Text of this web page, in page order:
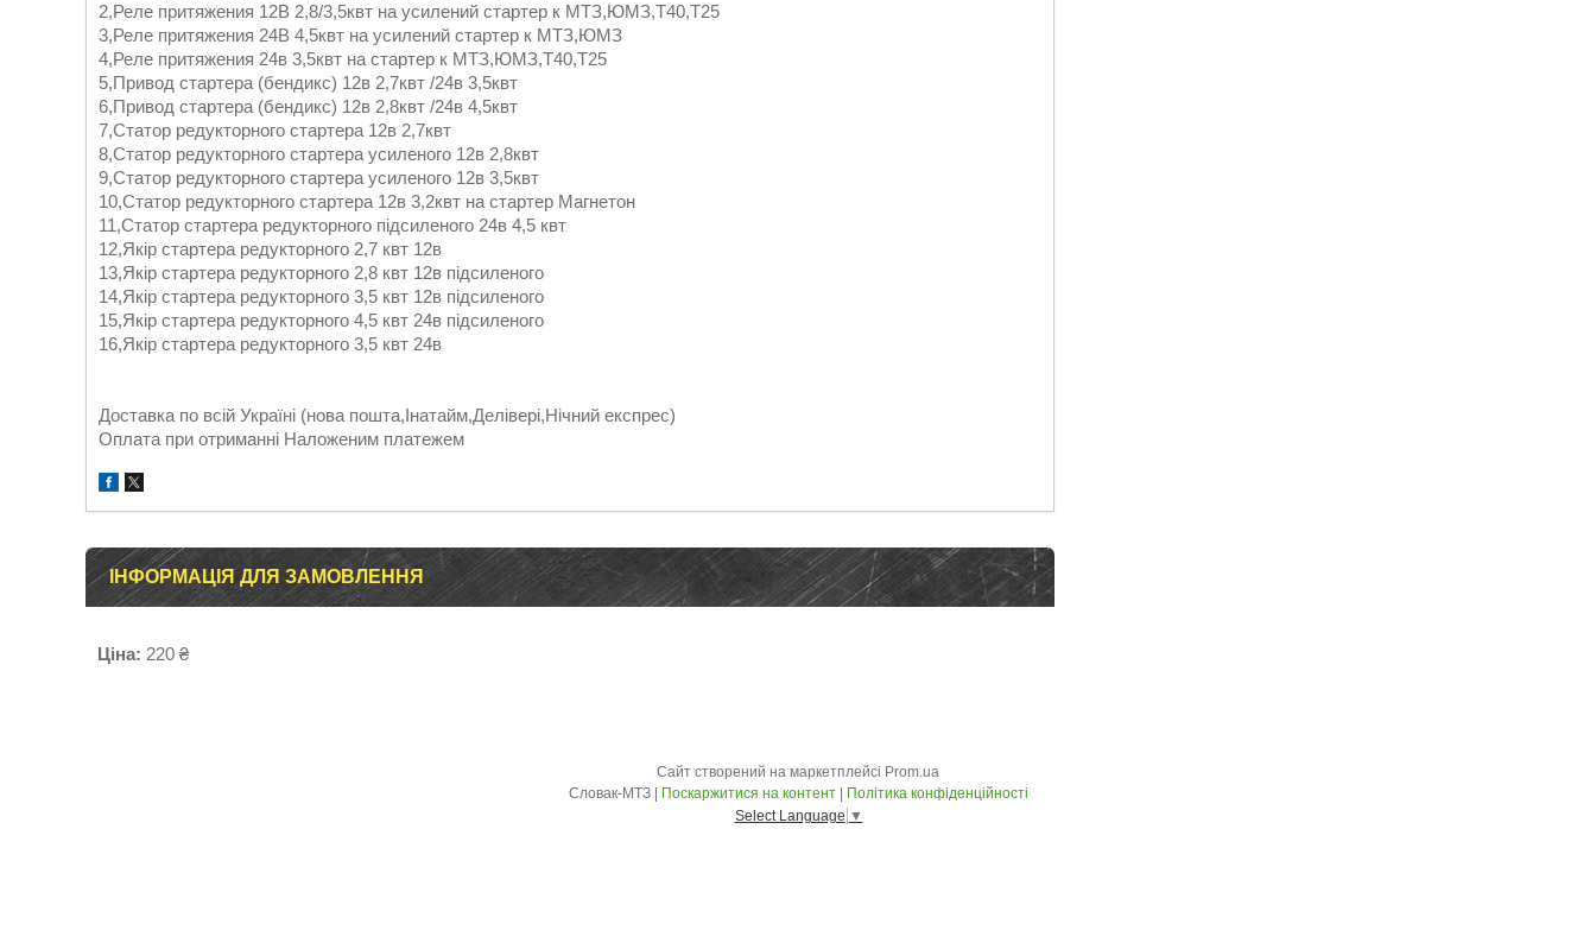
2,Реле притяжения 12В 2,8/3,5квт на усилений стартер к МТЗ,ЮМЗ,Т40,Т25
3,Реле притяжения 24В 4,5квт на усилений стартер к МТЗ,ЮМЗ
4,Реле притяжения 24в 3,5квт на стартер к МТЗ,ЮМЗ,Т40,Т25
5,Привод стартера (бендикс) 12в 2,7квт /24в 3,5квт
6,Привод стартера (бендикс) 12в 2,8квт /24в 4,5квт
7,Статор редукторного стартера 12в 2,7квт
8,Статор редукторного стартера усиленого 12в 2,8квт
9,Статор редукторного стартера усиленого 12в 3,5квт
10,Статор редукторного стартера 12в 3,2квт на стартер Магнетон
11,Статор стартера редукторного підсиленого 24в 4,5 квт
12,Якір стартера редукторного 2,7 квт 12в
13,Якір стартера редукторного 2,8 квт 12в підсиленого
14,Якір стартера редукторного 3,5 квт 12в підсиленого
15,Якір стартера редукторного 4,5 квт 24в підсиленого
16,Якір стартера редукторного 3,5 квт 24в
Доставка по всій Україні (нова пошта,Інатайм,Делівері,Нічний експрес)
Оплата при отриманні Наложеним платежем
ІНФОРМАЦІЯ ДЛЯ ЗАМОВЛЕННЯ
Ціна: 220 ₴
Сайт створений на маркетплейсі Prom.ua
Поскаржитися на контент
Політика конфіденційності
Select Language ▼